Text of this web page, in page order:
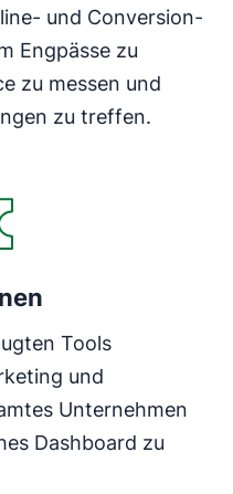
und Conversion-
Engpässe zu
zu messen und
zu treffen.
Tools
und
Unternehmen
Dashboard zu